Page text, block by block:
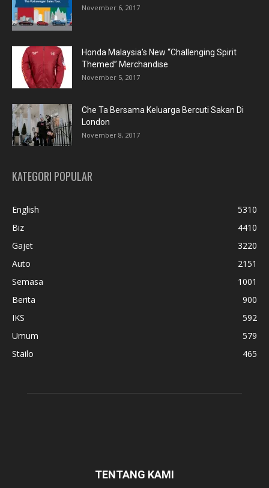
November 6, 2017
Honda Malaysia’s New “Challenging Spirit
Themed” Merchandise
November 5, 2017
Che Ta Bersama Keluarga Bercuti Sakan Di
London
November 8, 2017
KATEGORI POPULAR
English
5310
Biz
4410
Gajet
3220
Auto
2151
Semasa
1001
Berita
900
IKS
592
Umum
579
Stailo
465
TENTANG KAMI